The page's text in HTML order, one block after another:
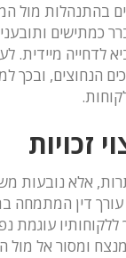
בהתנהלות
כמתישים
לדחייה מיידית.
ובכך
זכויות
אלא נובעות
עורך דין
ללקוחותיו עוגמת
ומסור אל